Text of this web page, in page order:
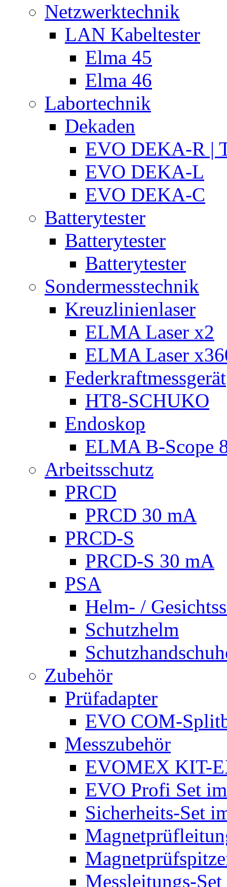
Netzwerktechnik
LAN Kabeltester
Elma 45
Elma 46
Labortechnik
Dekaden
EVO DEKA-R |
EVO DEKA-L
EVO DEKA-C
Batterytester
Batterytester
Batterytester
Sondermesstechnik
Kreuzlinienlaser
ELMA Laser x2
ELMA Laser
Federkraftmessgerät
HT8-SCHUKO
Endoskop
ELMA B-Scope
Arbeitsschutz
PRCD
PRCD 30 mA
PRCD-S
PRCD-S 30 mA
PSA
Helm- /
Schutzhelm
Zubehör
Prüfadapter
EVO COM-
Messzubehör
EVOMEX KIT-
EVO Profi Set
Sicherheits-Set
Messleitungs-Set